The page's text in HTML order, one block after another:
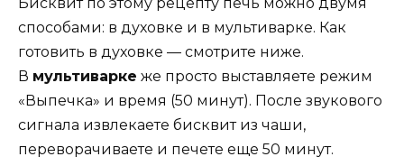
способами: в духовке и в мультиварке. Как
готовить в духовке — смотрите ниже.
В мультиварке же просто выставляете режим
«Выпечка» и время (50 минут). После звукового
сигнала извлекаете бисквит из чаши,
переворачиваете и печете еще 50 минут.